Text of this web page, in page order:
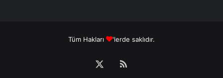
Tüm Hakları 'lerde saklıdır.